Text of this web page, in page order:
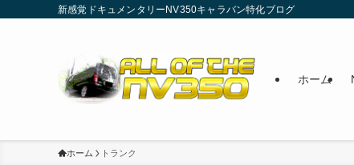
新感覚ドキュメンタリーNV350キャラバン特化ブログ
ホーム
ホーム トランク